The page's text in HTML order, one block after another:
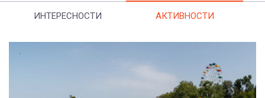
ИНТЕРЕСНОСТИ АКТИВНОСТИ